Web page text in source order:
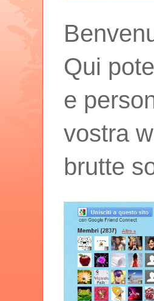
Qui
e
vostra
brutte